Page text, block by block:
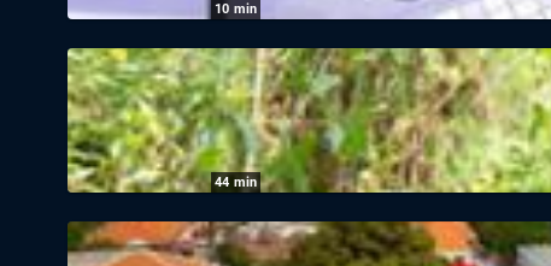
10 min
Mr. Magoo: Folge 14: Jagdszenen im
05.08.2026|Super RTL
44 min
Garten & Lecker: Flammlachsburger aus
07.08.2026|WDR